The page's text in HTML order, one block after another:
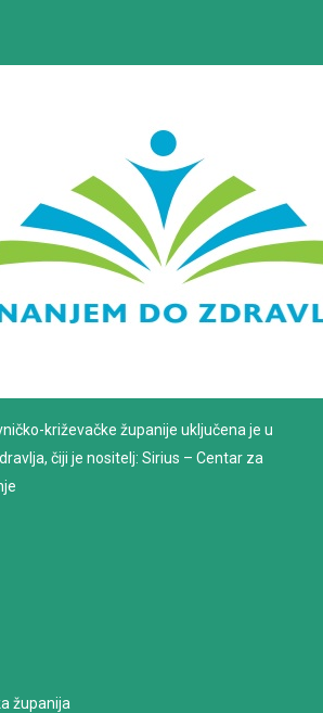
križevačke županije uključena je u
čiji je nositelj: Sirius – Centar za
županija